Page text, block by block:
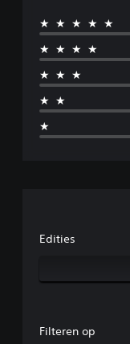
★★★★★
★★★★
★★★
★★
★
Edities
Filteren op